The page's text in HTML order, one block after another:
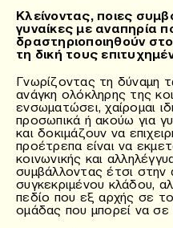
Κλείνοντας, ποιες
γυναίκες με αναπηρία
δραστηριοποιηθούν
τη δική τους
Γνωρίζοντας τη δύναμη
ανάγκη ολόκληρης της
ενσωματώσει, χαίρομαι
προσωπικά ή ακούω για
και δοκιμάζουν να
προέτρεπα είναι να
κοινωνικής και
συμβάλλοντας έτσι στην
συγκεκριμένου κλάδου,
πεδίο που εξ αρχής σε
ομάδας που μπορεί να σε